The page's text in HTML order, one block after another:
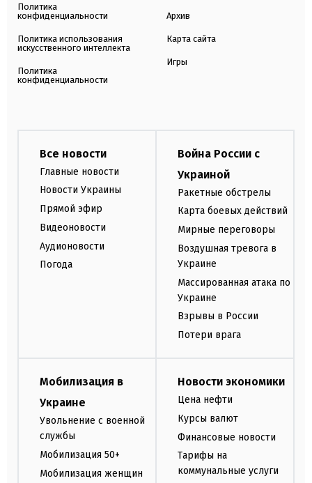
Политика
конфиденциальности
Политика использования
искусственного интеллекта
Политика
конфиденциальности
Архив
Карта сайта
Игры
Все новости
Главные новости
Новости Украины
Прямой эфир
Видеоновости
Аудионовости
Погода
Война России с
Украиной
Ракетные обстрелы
Карта боевых действий
Мирные переговоры
Воздушная тревога в
Украине
Массированная атака по
Украине
Взрывы в России
Потери врага
Мобилизация в
Украине
Увольнение с военной
службы
Мобилизация 50+
Мобилизация женщин
Новости экономики
Цена нефти
Курсы валют
Финансовые новости
Тарифы на
коммунальные услуги